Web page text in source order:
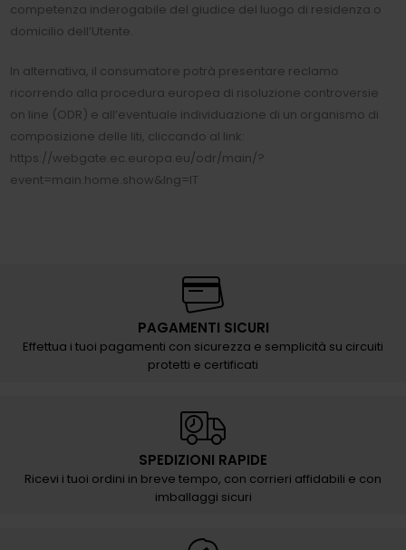
competenza inderogabile del giudice del luogo di residenza o
domicilio dell’Utente.
In alternativa, il consumatore potrà presentare reclamo
ricorrendo alla procedura europea di risoluzione controversie
on line (ODR) e all’eventuale individuazione di un organismo di
composizione delle liti, cliccando al link:
https://webgate.ec.europa.eu/odr/main/?
event=main.home.show&lng=IT
PAGAMENTI SICURI
Effettua i tuoi pagamenti con sicurezza e semplicità su circuiti
protetti e certificati
SPEDIZIONI RAPIDE
Ricevi i tuoi ordini in breve tempo, con corrieri affidabili e con
imballaggi sicuri